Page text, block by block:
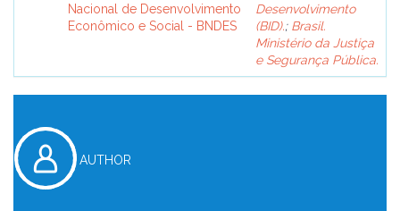
Nacional de Desenvolvimento
Econômico e Social - BNDES
Desenvolvimento
(BID).; Brasil.
Ministério da Justiça
e Segurança Pública.
AUTHOR